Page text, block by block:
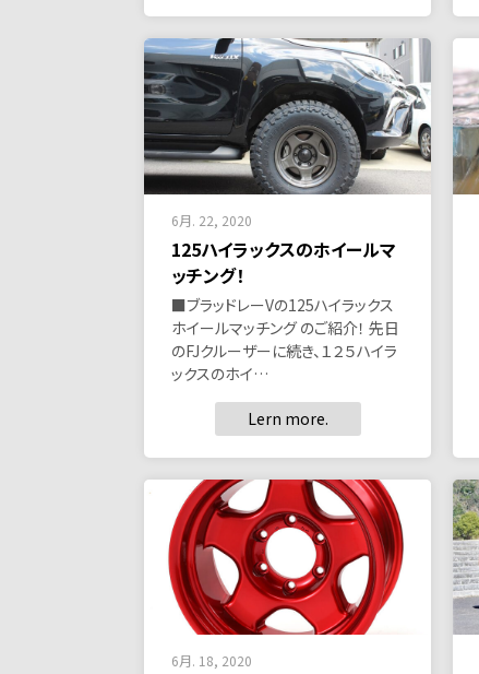
6月. 22, 2020
125ハイラックスのホイールマ
ッチング！
■ブラッドレーVの125ハイラックス
ホイールマッチング のご紹介！ 先日
のFJクルーザーに続き、１２５ハイラ
ックスのホイ…
Lern more.
6月. 18, 2020